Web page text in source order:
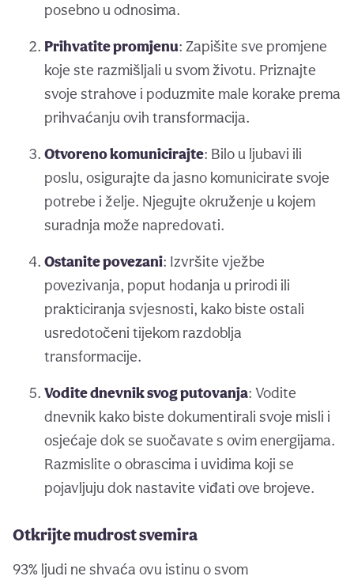
posebno u odnosima.
Prihvatite promjenu: Zapišite sve promjene
koje ste razmišljali u svom životu. Priznajte
svoje strahove i poduzmite male korake prema
prihvaćanju ovih transformacija.
Otvoreno komunicirajte: Bilo u ljubavi ili
poslu, osigurajte da jasno komunicirate svoje
potrebe i želje. Njegujte okruženje u kojem
suradnja može napredovati.
Ostanite povezani: Izvršite vježbe
povezivanja, poput hodanja u prirodi ili
prakticiranja svjesnosti, kako biste ostali
usredotočeni tijekom razdoblja
transformacije.
Vodite dnevnik svog putovanja: Vodite
dnevnik kako biste dokumentirali svoje misli i
osjećaje dok se suočavate s ovim energijama.
Razmislite o obrascima i uvidima koji se
pojavljuju dok nastavite viđati ove brojeve.
Otkrijte mudrost svemira
93% ljudi ne shvaća ovu istinu o svom